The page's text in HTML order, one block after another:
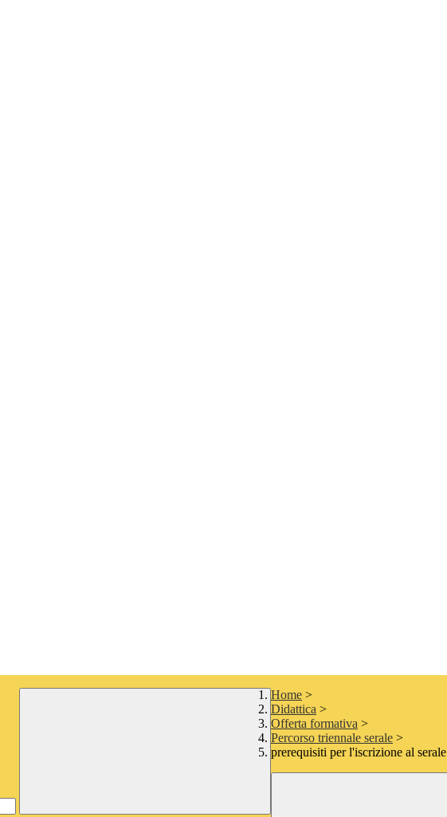
Home >
Didattica >
Offerta formativa >
Percorso triennale serale >
prerequisiti per l'iscrizione al serale